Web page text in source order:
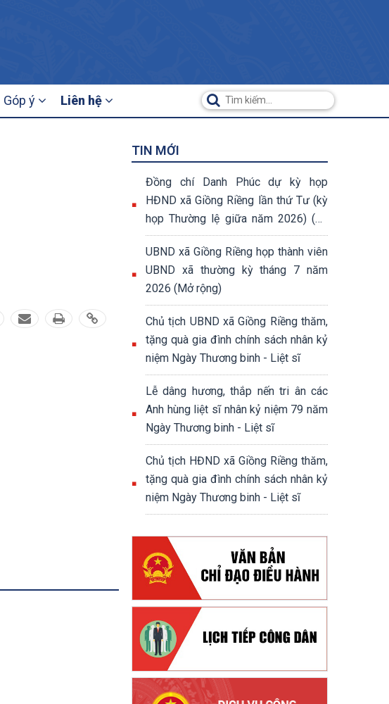
Góp ý Liên hệ
TIN MỚI
Đồng chí Danh Phúc dự kỳ họp
HĐND xã Giồng Riềng lần thứ Tư (kỳ
họp Thường lệ giữa năm 2026) (07
nghị quyết đã được thông qua tại kỳ
họp)
UBND xã Giồng Riềng họp thành viên
UBND xã thường kỳ tháng 7 năm
2026 (Mở rộng)
Chủ tịch UBND xã Giồng Riềng thăm,
tặng quà gia đình chính sách nhân kỷ
niệm Ngày Thương binh - Liệt sĩ
Lễ dâng hương, thắp nến tri ân các
Anh hùng liệt sĩ nhân kỷ niệm 79 năm
Ngày Thương binh - Liệt sĩ
Chủ tịch HĐND xã Giồng Riềng thăm,
tặng quà gia đình chính sách nhân kỷ
niệm Ngày Thương binh - Liệt sĩ